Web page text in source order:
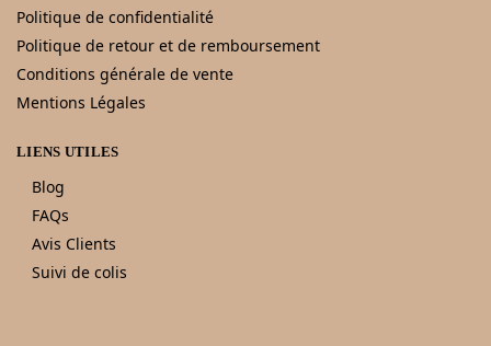
Politique de confidentialité
Politique de retour et de remboursement
Conditions générale de vente
Mentions Légales
LIENS UTILES
Blog
FAQs
Avis Clients
Suivi de colis